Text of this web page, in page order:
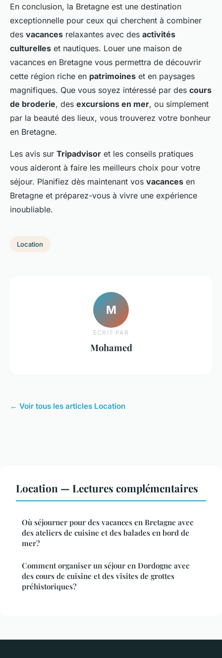
En conclusion, la Bretagne est une destination
exceptionnelle pour ceux qui cherchent à combiner
des vacances relaxantes avec des activités
culturelles et nautiques. Louer une maison de
vacances en Bretagne vous permettra de découvrir
cette région riche en patrimoines et en paysages
magnifiques. Que vous soyez intéressé par des cours
de broderie, des excursions en mer, ou simplement
par la beauté des lieux, vous trouverez votre bonheur
en Bretagne.
Les avis sur Tripadvisor et les conseils pratiques
vous aideront à faire les meilleurs choix pour votre
séjour. Planifiez dès maintenant vos vacances en
Bretagne et préparez-vous à vivre une expérience
inoubliable.
Location
M
ECRIT PAR
Mohamed
← Voir tous les articles Location
Location — Lectures complémentaires
Où séjourner pour des vacances en Bretagne avec
des ateliers de cuisine et des balades en bord de
mer?
Comment organiser un séjour en Dordogne avec
des cours de cuisine et des visites de grottes
préhistoriques?